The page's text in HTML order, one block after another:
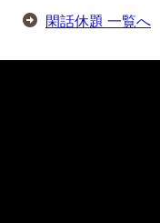
閑話休題 一覧へ